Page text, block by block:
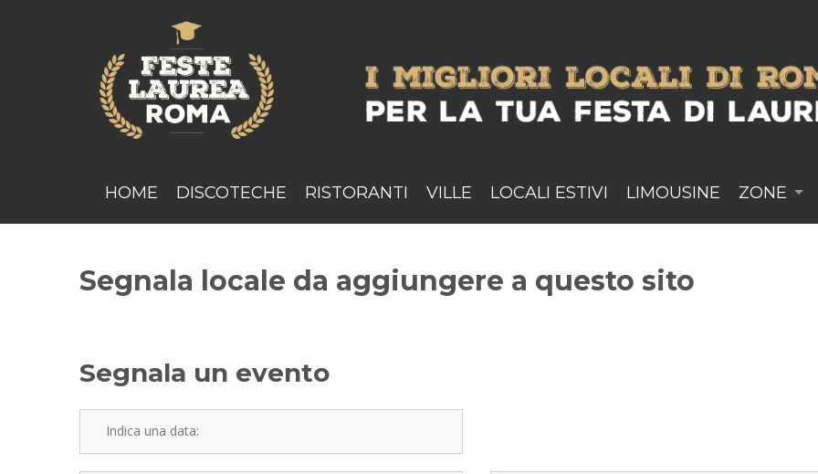
HOME DISCOTECHE RISTORANTI VILLE LOCALI ESTIVI LIMOUSINE ZONE
Segnala locale da aggiungere a questo sito
Segnala un evento